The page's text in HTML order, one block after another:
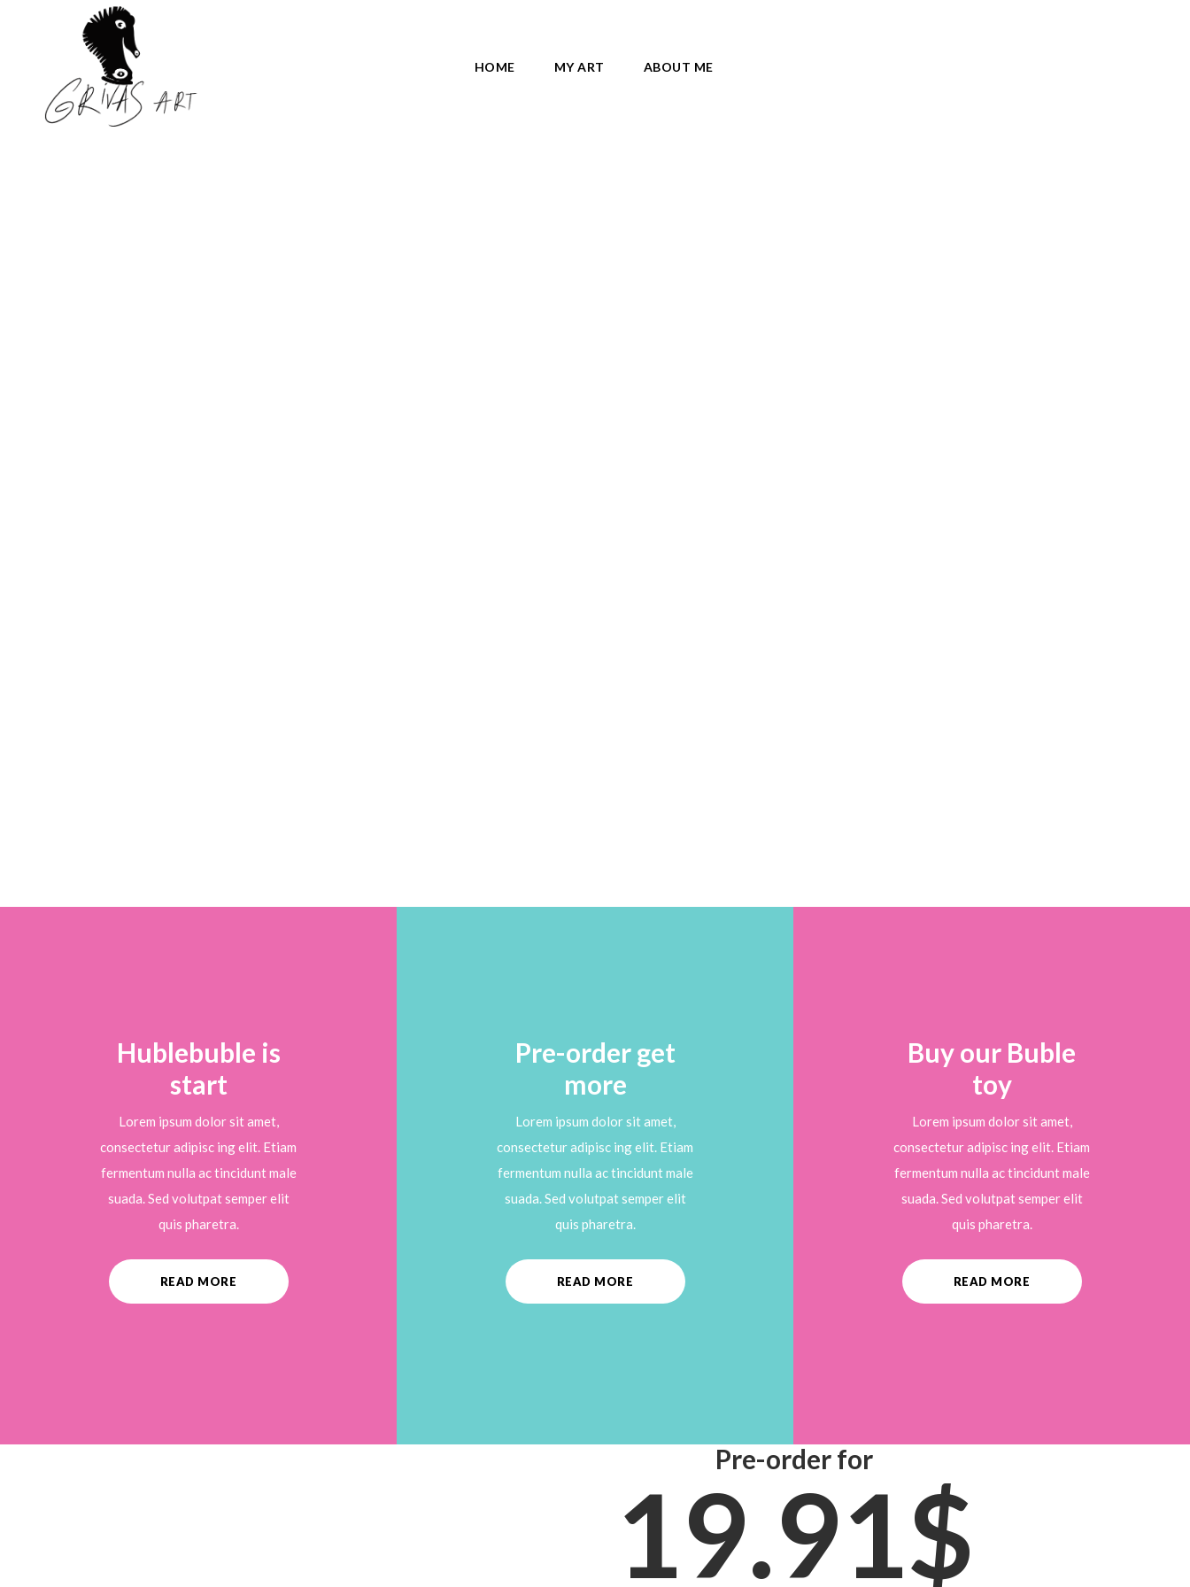
HOME MY ART ABOUT ME
Hublebuble is
start
Lorem ipsum dolor sit amet,
consectetur adipisc ing elit. Etiam
fermentum nulla ac tincidunt male
suada. Sed volutpat semper elit
quis pharetra.
READ MORE
Pre-order get
more
Lorem ipsum dolor sit amet,
consectetur adipisc ing elit. Etiam
fermentum nulla ac tincidunt male
suada. Sed volutpat semper elit
quis pharetra.
READ MORE
Buy our Buble
toy
Lorem ipsum dolor sit amet,
consectetur adipisc ing elit. Etiam
fermentum nulla ac tincidunt male
suada. Sed volutpat semper elit
quis pharetra.
READ MORE
Pre-order for
19.91$